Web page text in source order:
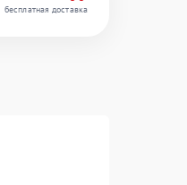
бесплатная доставка